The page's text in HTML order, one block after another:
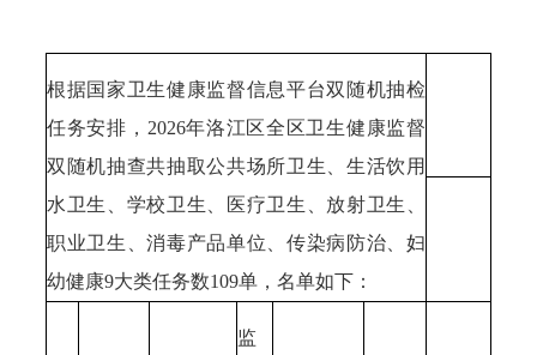
根据国家卫生健康监督信息平台双随机抽检
任务安排，2026年洛江区全区卫生健康监督
双随机抽查共抽取公共场所卫生、生活饮用
水卫生、学校卫生、医疗卫生、放射卫生、
职业卫生、消毒产品单位、传染病防治、妇
幼健康9大类任务数109单，名单如下：
监